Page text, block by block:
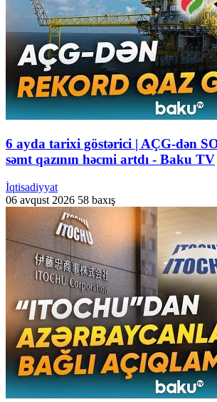
6 ayda tarixi göstərici | AÇG-dən
səmt qazının həcmi artdı - Baku TV
İqtisadiyyat
06 avqust 2026 58 baxış